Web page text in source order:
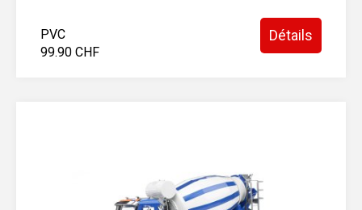
PVC
99.90 CHF
Détails